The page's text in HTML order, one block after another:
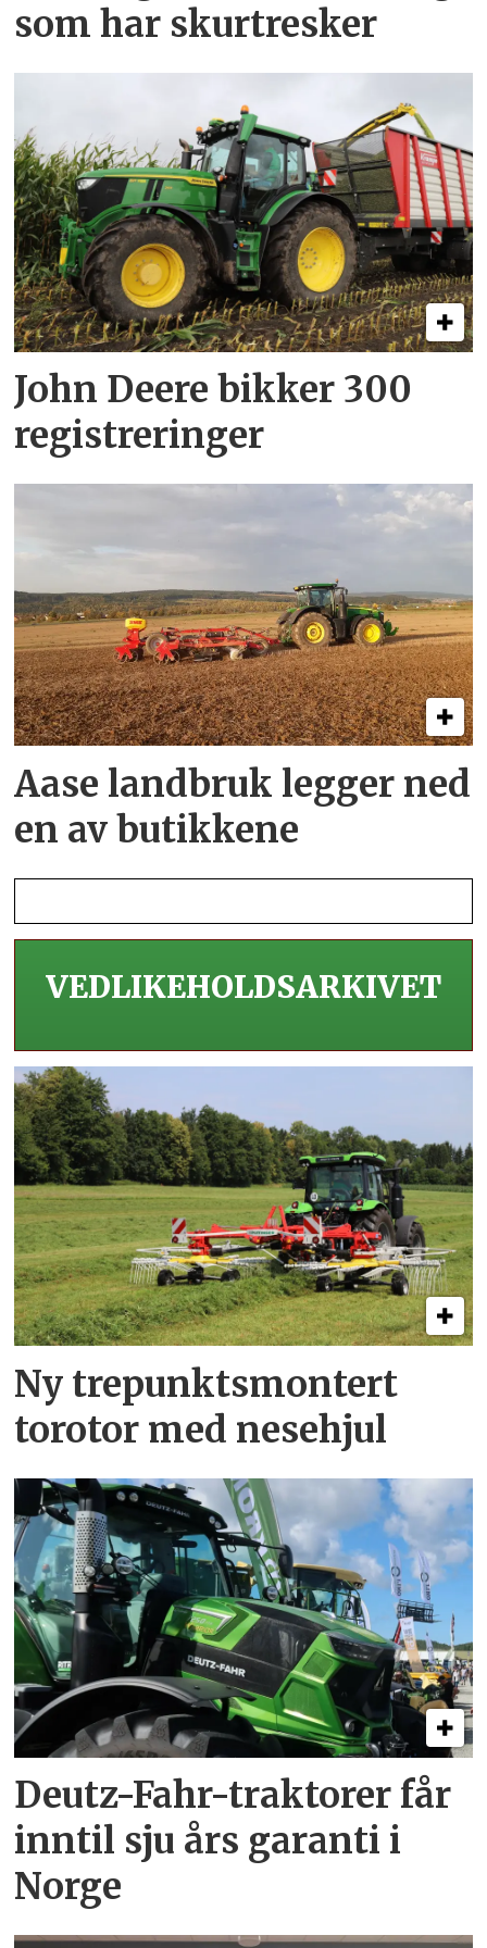
som har skurtresker
John Deere bikker 300
registreringer
Aase landbruk legger ned
en av butikkene
VEDLIKEHOLDS­ARKIVET
Ny trepunkts­montert
torotor med nesehjul
Deutz-Fahr-traktorer får
inntil sju års garanti i
Norge